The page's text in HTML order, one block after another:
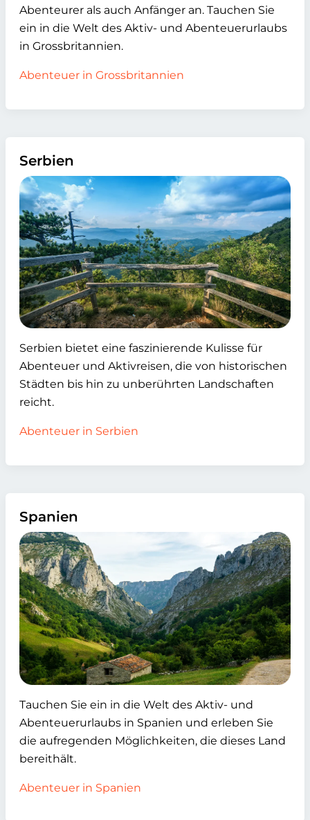
Abenteurer als auch Anfänger an. Tauchen Sie
ein in die Welt des Aktiv- und Abenteuerurlaubs
in Grossbritannien.
Abenteuer in Grossbritannien
Serbien
Serbien bietet eine faszinierende Kulisse für
Abenteuer und Aktivreisen, die von historischen
Städten bis hin zu unberührten Landschaften
reicht.
Abenteuer in Serbien
Spanien
Tauchen Sie ein in die Welt des Aktiv- und
Abenteuerurlaubs in Spanien und erleben Sie
die aufregenden Möglichkeiten, die dieses Land
bereithält.
Abenteuer in Spanien